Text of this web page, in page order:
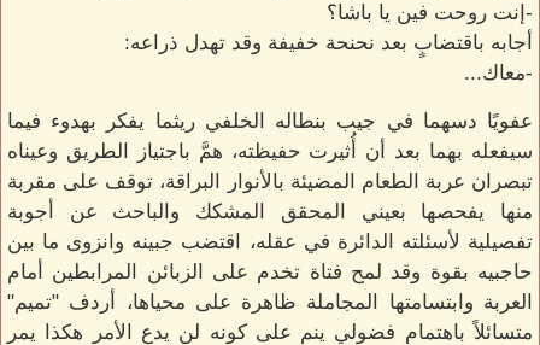
-إنت روحت فين يا باشا؟
أجابه باقتضابٍ بعد نحنحة خفيفة وقد تهدل ذراعه:
-معاك...
عفويًا دسهما في جيب بنطاله الخلفي ريثما يفكر بهدوء فيما
سيفعله بهما بعد أن أُثيرت حفيظته، همَّ باجتياز الطريق وعيناه
تبصران عربة الطعام المضيئة بالأنوار البراقة، توقف على مقربة
منها يفحصها بعيني المحقق المشكك والباحث عن أجوبة
تفصيلية لأسئلته الدائرة في عقله، اقتضب جبينه وانزوى ما بين
حاجبيه بقوة وقد لمح فتاة تخدم على الزبائن المرابطين أمام
العربة وابتسامتها المجاملة ظاهرة على محياها، أردف "تميم"
متسائلاً باهتمامٍ فضولي ينم على كونه لن يدع الأمر هكذا يمر